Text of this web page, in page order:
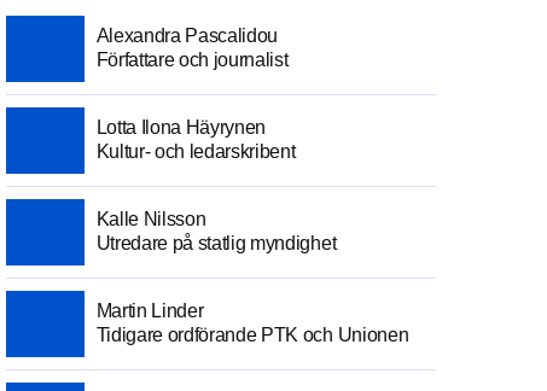
Alexandra Pascalidou
Författare och journalist
Lotta Ilona Häyrynen
Kultur- och ledarskribent
Kalle Nilsson
Utredare på statlig myndighet
Martin Linder
Tidigare ordförande PTK och Unionen